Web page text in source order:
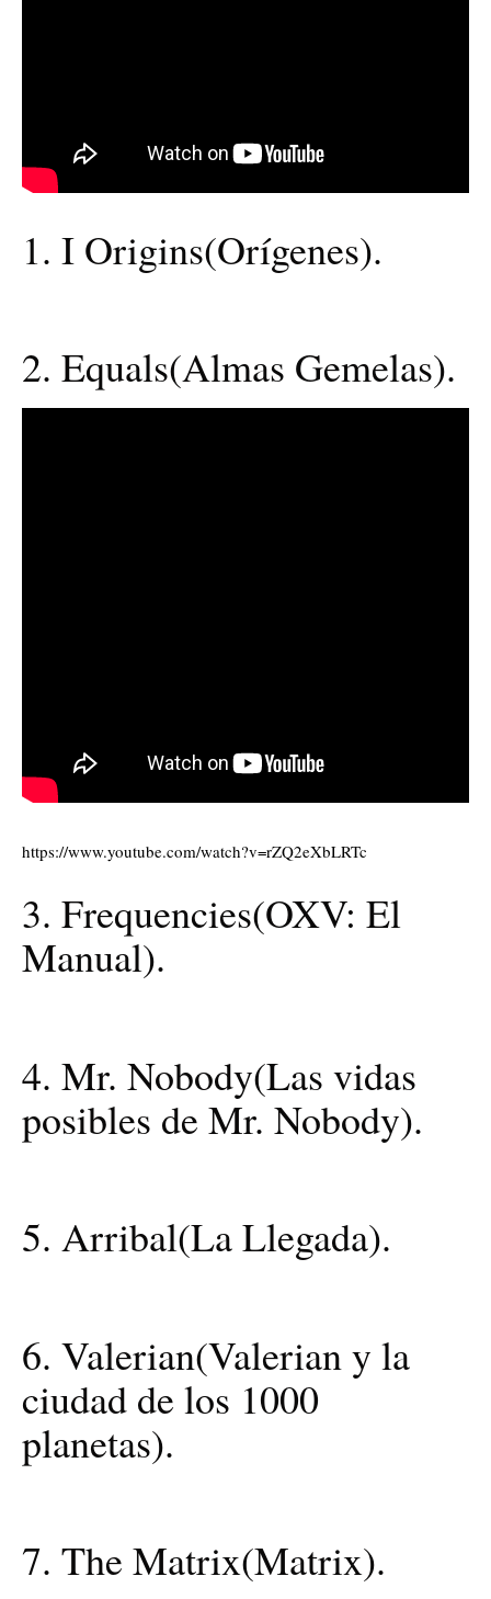
1. I Origins(Orígenes).
2. Equals(Almas Gemelas).
https://www.youtube.com/watch?v=rZQ2eXbLRTc
3. Frequencies(OXV: El
Manual).
4. Mr. Nobody(Las vidas
posibles de Mr. Nobody).
5. Arribal(La Llegada).
6. Valerian(Valerian y la
ciudad de los 1000
planetas).
7. The Matrix(Matrix).